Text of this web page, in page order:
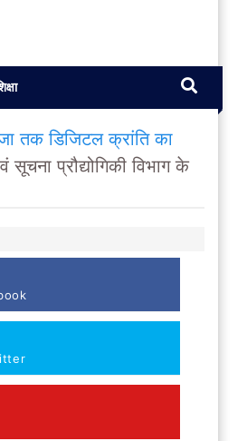
तक डिजिटल क्रांति का
प्रौद्योगिकी विभाग के